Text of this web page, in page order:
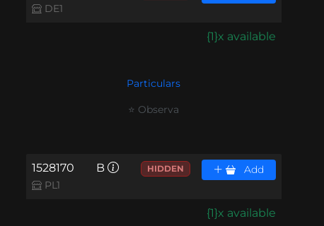
DE1
{1}x available
Particulars
⭐ Observa
1528170
PL1
B HIDDEN Add
{1}x available